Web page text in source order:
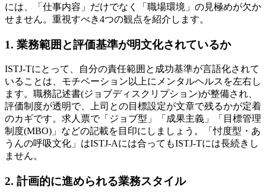
には、「仕事内容」だけでなく「職場環境」の見極めが欠か
せません。重視すべき4つの観点を紹介します。
1. 業務範囲と評価基準が明文化されているか
ISTJ-Tにとって、自分の責任範囲と成功基準が言語化されて
いることは、モチベーション以上にメンタルヘルスを左右し
ます。職務記述書(ジョブディスクリプション)が整備され、
評価制度が透明で、上司との目標設定が文章で残るかが定着
のカギです。求人票で「ジョブ型」「成果主義」「目標管理
制度(MBO)」などの記載を目印にしましょう。「忖度型・あ
うんの呼吸文化」はISTJ-Aには合ってもISTJ-Tには長続きし
ません。
2. 計画的に進められる業務スタイル